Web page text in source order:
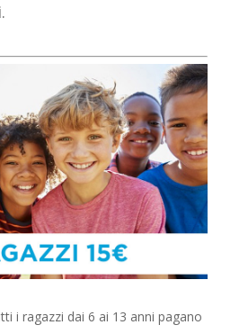
i ragazzi dai 6 ai 13 anni pagano